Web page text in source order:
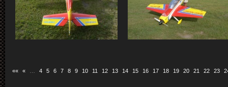
«« « 4 5 6 7 8 9 10 11 12 13 14 15 16 17 18 19 20 21 22 23